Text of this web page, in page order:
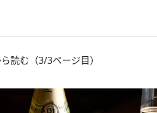
読む（3/3ページ目）